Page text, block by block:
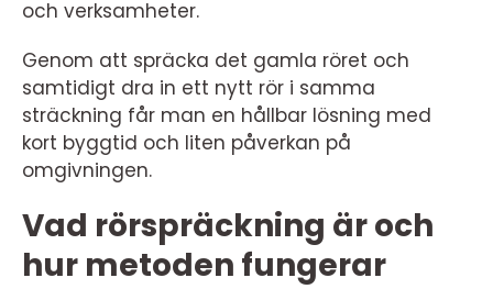
och verksamheter.
Genom att spräcka det gamla röret och
samtidigt dra in ett nytt rör i samma
sträckning får man en hållbar lösning med
kort byggtid och liten påverkan på
omgivningen.
Vad rörspräckning är och
hur metoden fungerar